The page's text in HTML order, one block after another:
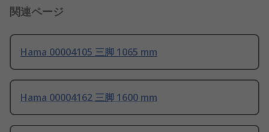
関連ページ
Hama 00004105 三脚 1065 mm
Hama 00004162 三脚 1600 mm